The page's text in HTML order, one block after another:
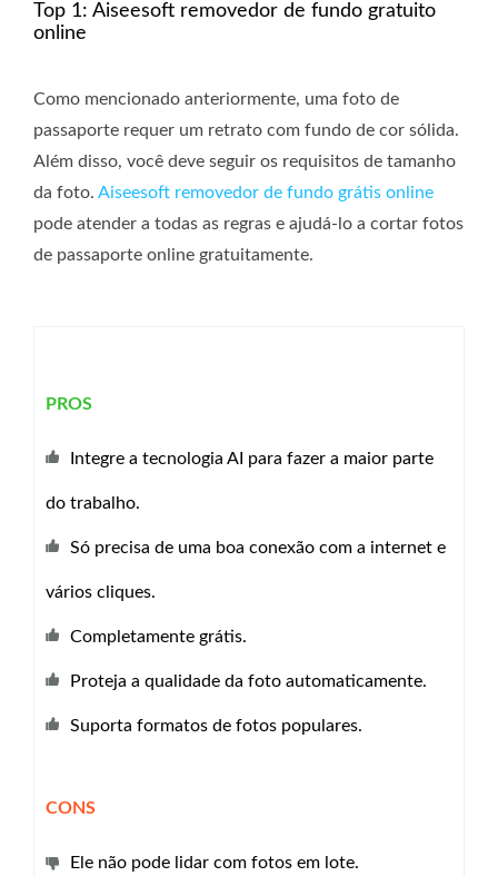
Top 1: Aiseesoft removedor de fundo gratuito
online
Como mencionado anteriormente, uma foto de
passaporte requer um retrato com fundo de cor sólida.
Além disso, você deve seguir os requisitos de tamanho
da foto. Aiseesoft removedor de fundo grátis online
pode atender a todas as regras e ajudá-lo a cortar fotos
de passaporte online gratuitamente.
PROS
Integre a tecnologia AI para fazer a maior parte
do trabalho.
Só precisa de uma boa conexão com a internet e
vários cliques.
Completamente grátis.
Proteja a qualidade da foto automaticamente.
Suporta formatos de fotos populares.
CONS
Ele não pode lidar com fotos em lote.